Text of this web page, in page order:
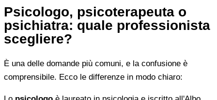
Psicologo, psicoterapeuta o
psichiatra: quale professionista
scegliere?
È una delle domande più comuni, e la confusione è
comprensibile. Ecco le differenze in modo chiaro: